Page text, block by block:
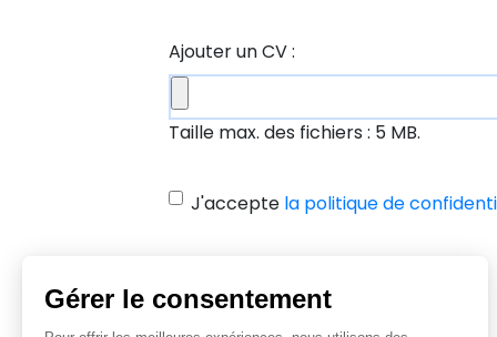
Ajouter un CV :
Taille max. des fichiers : 5 MB.
J'accepte la politique de